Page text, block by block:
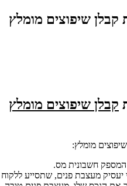
קבלן שיפוצים מומלץ
קבלן שיפוצים מומלץ
מומלץ:
חשבונית מס.
יעסיק מעצבת פנים, שתסייע ללקוח